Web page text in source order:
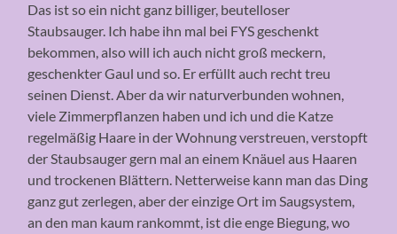
Das ist so ein nicht ganz billiger, beutelloser
Staubsauger. Ich habe ihn mal bei FYS geschenkt
bekommen, also will ich auch nicht groß meckern,
geschenkter Gaul und so. Er erfüllt auch recht treu
seinen Dienst. Aber da wir naturverbunden wohnen,
viele Zimmerpflanzen haben und ich und die Katze
regelmäßig Haare in der Wohnung verstreuen, verstopft
der Staubsauger gern mal an einem Knäuel aus Haaren
und trockenen Blättern. Netterweise kann man das Ding
ganz gut zerlegen, aber der einzige Ort im Saugsystem,
an den man kaum rankommt, ist die enge Biegung, wo